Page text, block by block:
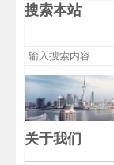
搜索本站
关于我们